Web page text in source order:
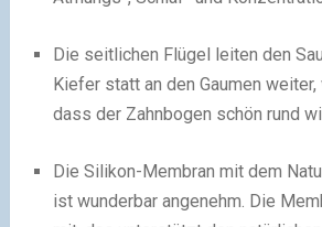
Die seitlichen Flügel leiten den
Kiefer statt an den Gaumen
dass der Zahnbogen schön rund
Die Silikon-Membran mit dem
ist wunderbar angenehm. Die